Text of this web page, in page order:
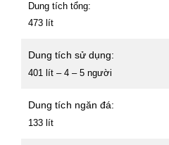
Dung tích tổng:
473 lít
Dung tích sử dụng:
401 lít – 4 – 5 người
Dung tích ngăn đá:
133 lít